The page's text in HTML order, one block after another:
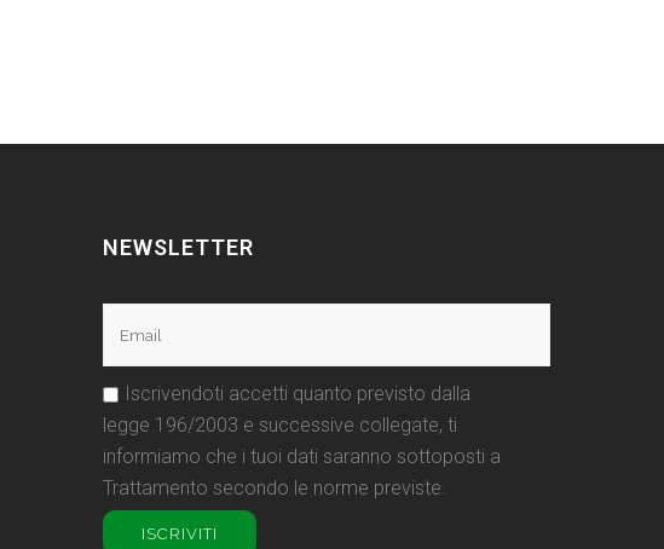
NEWSLETTER
Iscrivendoti accetti quanto previsto dalla
legge 196/2003 e successive collegate, ti
informiamo che i tuoi dati saranno sottoposti a
Trattamento secondo le norme previste.